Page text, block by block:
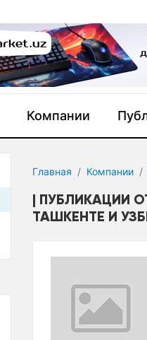
Компании
Главная Компании
ПУБЛИКАЦИИ
ТАШКЕНТЕ И